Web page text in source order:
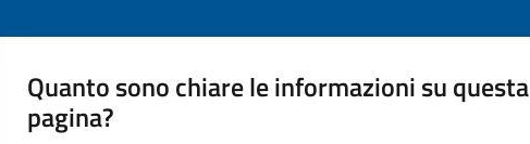
Quanto sono chiare le informazioni su questa
pagina?